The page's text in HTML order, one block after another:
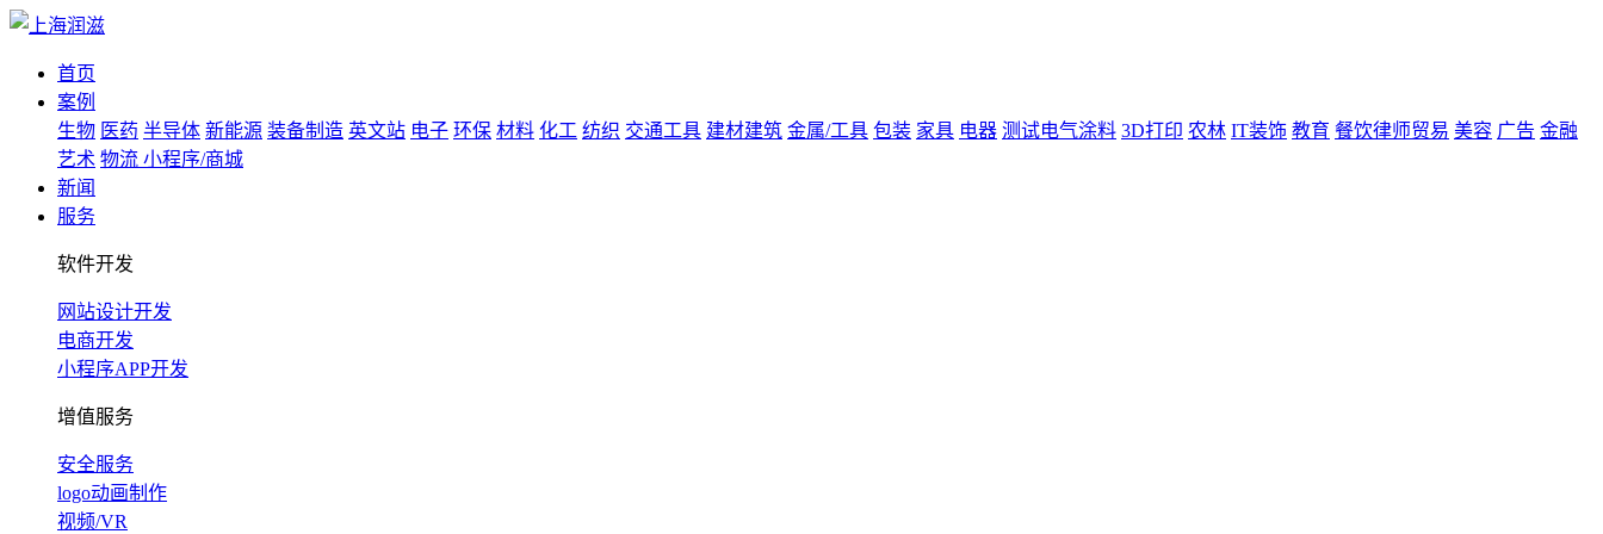
首页
案例
生物 医药 半导体 新能源 装备制造 英文站 电子 环保 材料 化工 纺织 交通工具 建材建筑 金属/工具 包装 家具 电器 测试电气涂料 3D打印 农林 IT装饰 教育 餐饮律师贸易 美容 广告 金融
艺术 物流 小程序/商城
新闻
服务
软件开发
网站设计开发
电商开发
小程序APP开发
增值服务
安全服务
logo动画制作
视频/VR